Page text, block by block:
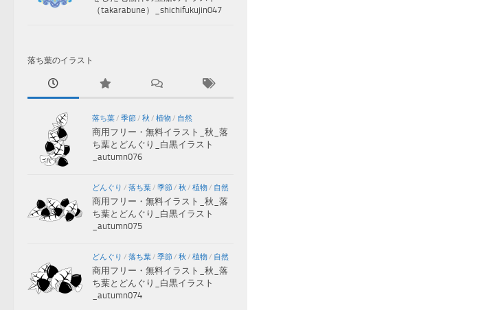
（takarabune）_shichifukujin047
落ち葉のイラスト
落ち葉 / 季節 / 秋 / 植物 / 自然
商用フリー・無料イラスト_秋_落
ち葉とどんぐり_白黒イラスト
_autumn076
どんぐり / 落ち葉 / 季節 / 秋 / 植物 / 自然
商用フリー・無料イラスト_秋_落
ち葉とどんぐり_白黒イラスト
_autumn075
どんぐり / 落ち葉 / 季節 / 秋 / 植物 / 自然
商用フリー・無料イラスト_秋_落
ち葉とどんぐり_白黒イラスト
_autumn074